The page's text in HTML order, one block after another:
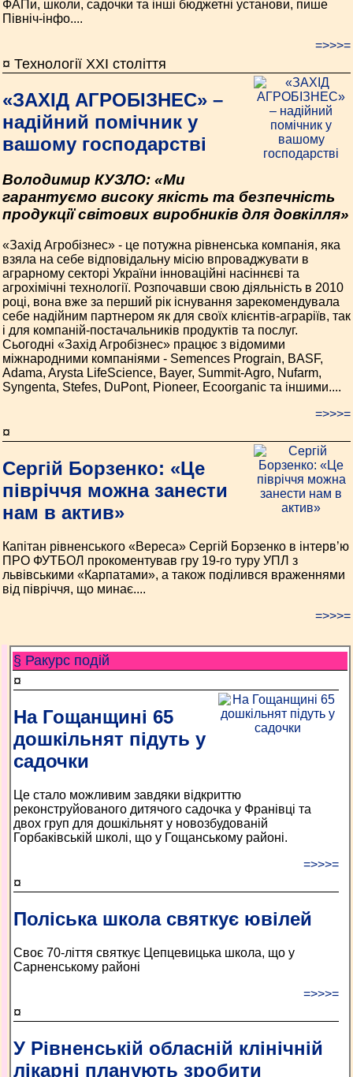
ФАПи, школи, садочки та інші бюджетні установи, пише
Північ-інфо....
=>>>=
¤ Технології ХХІ століття
«ЗАХІД АГРОБІЗНЕС» –
надійний помічник у
вашому господарстві
Володимир КУЗЛО: «Ми
гарантуємо високу якість та безпечність
продукції світових виробників для довкілля»
«Захід Агробізнес» - це потужна рівненська компанія, яка
взяла на себе відповідальну місію впроваджувати в
аграрному секторі України інноваційні насіннєві та
агрохімічні технології. Розпочавши свою діяльність в 2010
році, вона вже за перший рік існування зарекомендувала
себе надійним партнером як для своїх клієнтів-аграріїв, так
і для компаній-постачальників продуктів та послуг.
Сьогодні «Захід Агробізнес» працює з відомими
міжнародними компаніями - Semences Prograin, BASF,
Adama, Arysta LifeScience, Bayer, Summit-Agro, Nufarm,
Syngenta, Stefes, DuPont, Pioneer, Ecoorganic та іншими....
=>>>=
¤
Сергій Борзенко: «Це
півріччя можна занести
нам в актив»
Капітан рівненського «Вереса» Сергій Борзенко в інтерв’ю
ПРО ФУТБОЛ прокоментував гру 19-го туру УПЛ з
львівськими «Карпатами», а також поділився враженнями
від півріччя, що минає....
=>>>=
§ Ракурс подій
¤
На Гощанщині 65
дошкільнят підуть у
садочки
Це стало можливим завдяки відкриттю
реконструйованого дитячого садочка у Франівці та
двох груп для дошкільнят у новозбудованій
Горбаківській школі, що у Гощанському районі.
=>>>=
¤
Поліська школа святкує ювілей
Своє 70-ліття святкує Цепцевицька школа, що у
Сарненському районі
=>>>=
¤
У Рівненській обласній клінічній
лікарні планують зробити